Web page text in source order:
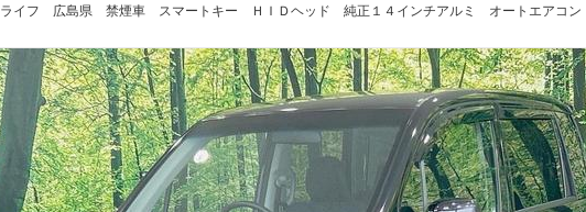
ライフ 広島県 禁煙車 スマートキー ＨＩＤヘッド 純正１４インチアルミ オートエアコン